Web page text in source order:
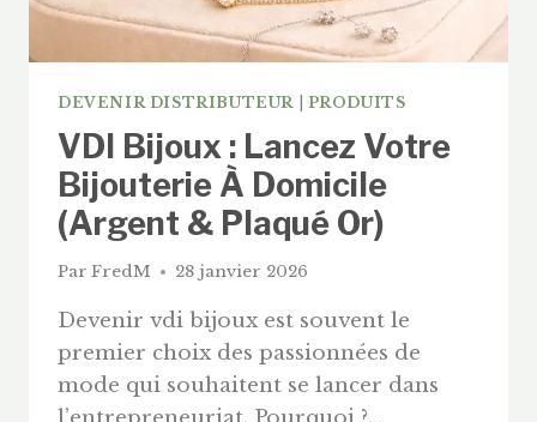
DEVENIR DISTRIBUTEUR PRODUITS
VDI Bijoux : Lancez Votre
Bijouterie À Domicile
(Argent & Plaqué Or)
Par FredM 28 janvier 2026
Devenir vdi bijoux est souvent le
premier choix des passionnées de
mode qui souhaitent se lancer dans